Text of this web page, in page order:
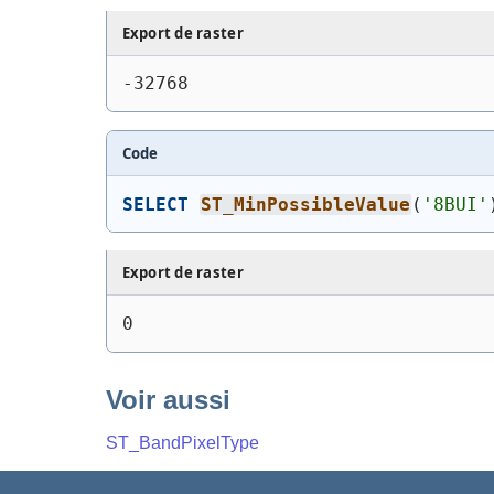
Export de raster
-32768
Code
SELECT ST_MinPossibleValue ( '8BUI'
Export de raster
0
Voir aussi
ST_BandPixelType